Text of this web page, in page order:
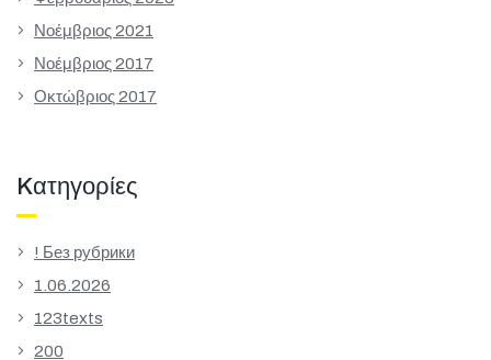
Νοέμβριος 2021
Νοέμβριος 2017
Οκτώβριος 2017
Kατηγορίες
! Без рубрики
1.06.2026
123texts
200